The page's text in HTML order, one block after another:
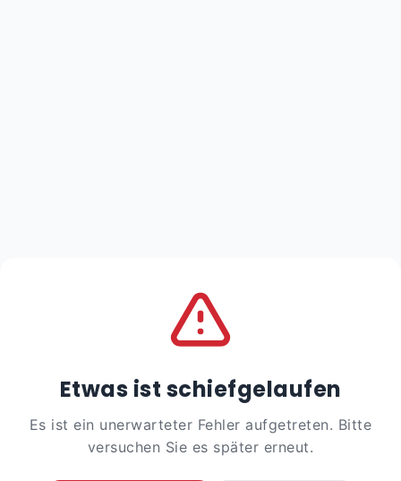
Etwas ist schiefgelaufen
Es ist ein unerwarteter Fehler aufgetreten. Bitte
versuchen Sie es später erneut.